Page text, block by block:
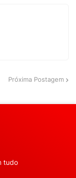
Próxima Postagem
tudo